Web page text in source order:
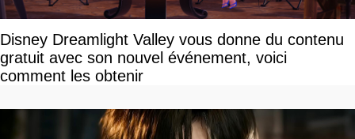
Disney Dreamlight Valley vous donne du contenu
gratuit avec son nouvel événement, voici
comment les obtenir